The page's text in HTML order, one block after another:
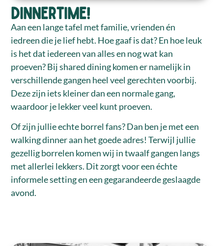
DINNERTIME!
Aan een lange tafel met familie, vrienden én
iedreen die je lief hebt. Hoe gaaf is dat? En hoe leuk
is het dat iedereen van alles en nog wat kan
proeven? Bij shared dining komen er namelijk in
verschillende gangen heel veel gerechten voorbij.
Deze zijn iets kleiner dan een normale gang,
waardoor je lekker veel kunt proeven.
Of zijn jullie echte borrel fans? Dan ben je met een
walking dinner aan het goede adres! Terwijl jullie
gezellig borrelen komen wij in twaalf gangen langs
met allerlei lekkers. Dit zorgt voor een échte
informele setting en een gegarandeerde geslaagde
avond.